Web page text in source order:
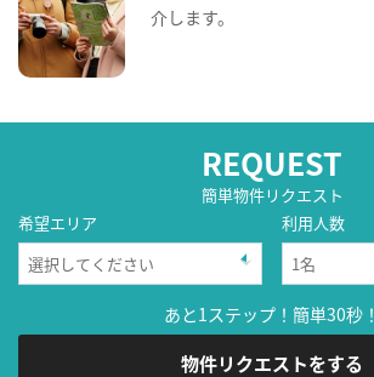
介します。
REQUEST
簡単物件リクエスト
希望エリア
利用人数
あと1ステップ！簡単30秒！
物件リクエストをする